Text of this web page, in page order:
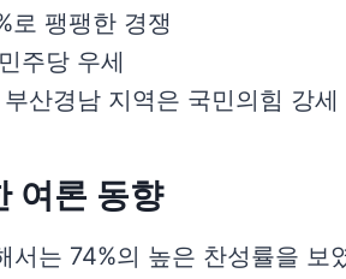
로 팽팽한 경쟁
주당 우세
산경남 지역은 국민의힘 강세
여론 동향
서는 74%의 높은 찬성률을 보